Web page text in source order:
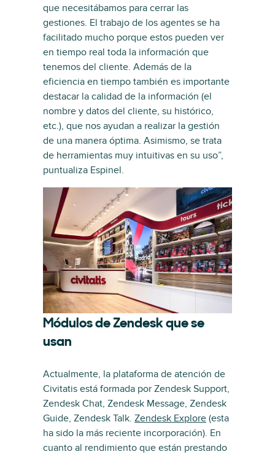
que necesitábamos para cerrar las
gestiones. El trabajo de los agentes se ha
facilitado mucho porque estos pueden ver
en tiempo real toda la información que
tenemos del cliente. Además de la
eficiencia en tiempo también es importante
destacar la calidad de la información (el
nombre y datos del cliente, su histórico,
etc.), que nos ayudan a realizar la gestión
de una manera óptima. Asimismo, se trata
de herramientas muy intuitivas en su uso”,
puntualiza Espinel.
Módulos de Zendesk que se
usan
Actualmente, la plataforma de atención de
Civitatis está formada por Zendesk Support,
Zendesk Chat, Zendesk Message, Zendesk
Guide, Zendesk Talk. Zendesk Explore (esta
ha sido la más reciente incorporación). En
cuanto al rendimiento que están prestando